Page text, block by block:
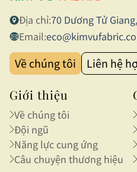
Địa chỉ:70 Dương Tử
Email:
Về chúng tôi Liên hệ
Giới thiệu
Về chúng tôi
Đội ngũ
Năng lực cung ứng
Câu chuyện thương hiệu